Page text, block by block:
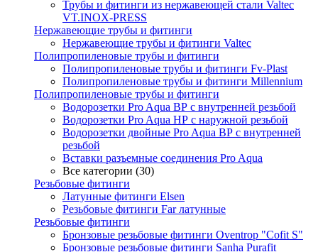
Трубы и фитинги из нержавеющей стали Valtec
VT.INOX-PRESS
Нержавеющие трубы и фитинги
Нержавеющие трубы и фитинги Valtec
Полипропиленовые трубы и фитинги
Полипропиленовые трубы и фитинги Fv-Plast
Полипропиленовые трубы и фитинги Millennium
Полипропиленовые трубы и фитинги
Водорозетки Pro Aqua ВР с внутренней резьбой
Водорозетки Pro Aqua НР с наружной резьбой
Водорозетки двойные Pro Aqua ВР с внутренней
резьбой
Вставки разъемные соединения Pro Aqua
Все категории (30)
Резьбовые фитинги
Латунные фитинги Elsen
Резьбовые фитинги Far латунные
Резьбовые фитинги
Бронзовые резьбовые фитинги Oventrop "Cofit S"
Бронзовые резьбовые фитинги Sanha Purafit